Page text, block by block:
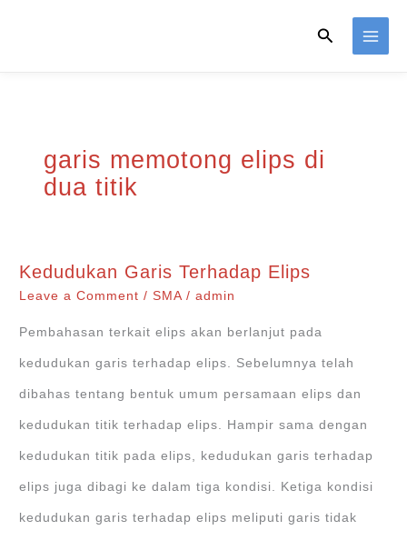
Search
garis memotong elips di
dua titik
Kedudukan Garis Terhadap Elips
Leave a Comment /SMA/admin
Pembahasan terkait elips akan berlanjut pada
kedudukan garis terhadap elips. Sebelumnya telah
dibahas tentang bentuk umum persamaan elips dan
kedudukan titik terhadap elips. Hampir sama dengan
kedudukan titik pada elips, kedudukan garis terhadap
elips juga dibagi ke dalam tiga kondisi. Ketiga kondisi
kedudukan garis terhadap elips meliputi garis tidak